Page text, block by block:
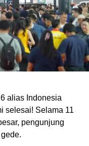
alias Indonesia
selesai! Selama 11
pengunjung